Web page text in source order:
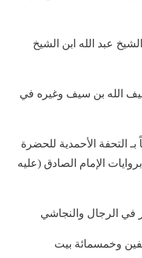
عبد الله ابن الشيخ
ضيف الله بن سيف وغيره في
بـ التحفة الأحمدية للحضرة
الإمام الصادق (عليه